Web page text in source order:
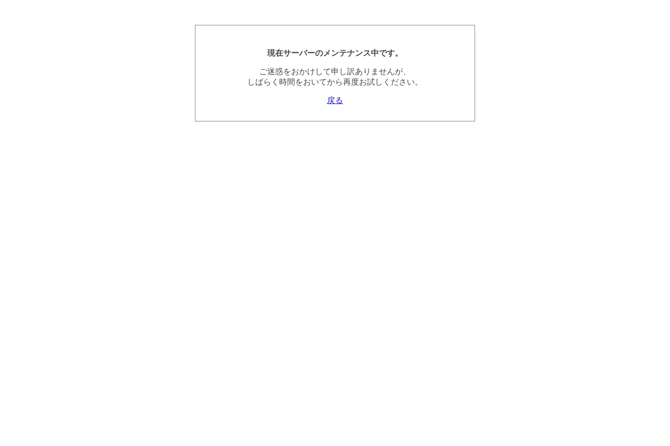
現在サーバーのメンテナンス中です。
ご迷惑をおかけして申し訳ありませんが、
しばらく時間をおいてから再度お試しください。
戻る